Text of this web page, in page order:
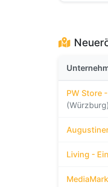
PW Store
(Würzburg)
Living -